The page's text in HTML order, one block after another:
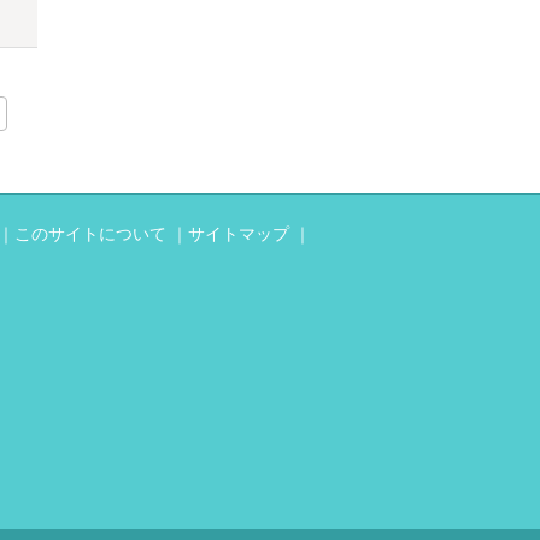
このサイトについて サイトマップ